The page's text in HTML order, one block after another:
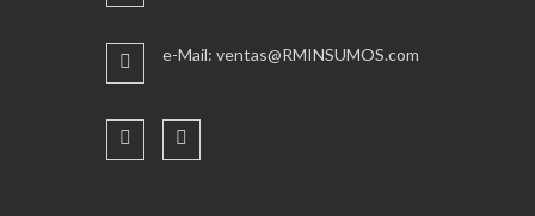
e-Mail: ventas@RMINSUMOS.com